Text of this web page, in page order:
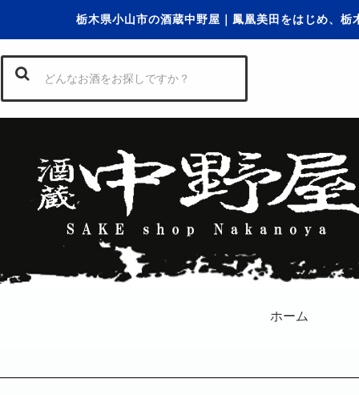
栃木県小山市の酒蔵中野屋｜鳳凰美田をはじめ、
ホーム